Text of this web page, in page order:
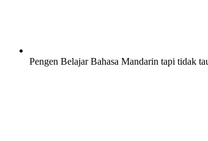
Pengen Belajar Bahasa Mandarin tapi tidak